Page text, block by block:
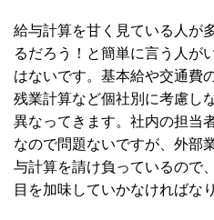
給与計算を甘く見ている人が
るだろう！と簡単に言う人が
はないです。基本給や交通費
残業計算など個社別に考慮し
異なってきます。社内の担当
なので問題ないですが、外部
与計算を請け負っているので
目を加味していかなければな